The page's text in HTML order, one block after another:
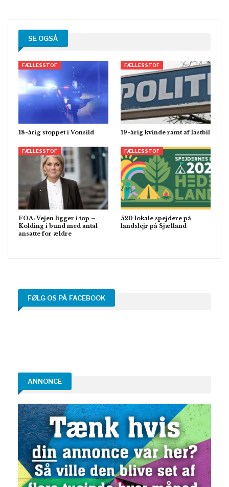
SE OGSÅ
FÆLLESSTOF
18-årig stoppet i Vonsild
FÆLLESSTOF
19-årig kvinde ramt af lastbil
FÆLLESSTOF
FOA: Vejen ligger i top –
Kolding i bund med antal
ansatte for ældre
FÆLLESSTOF
520 lokale spejdere på
landslejr på Sjælland
FØLG OS PÅ FACEBOOK
ANNONCE